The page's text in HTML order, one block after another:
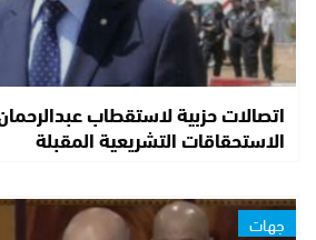
اتصالات حزبية لاستقطاب
الاستحقاقات التشريعية المقبلة
جهات